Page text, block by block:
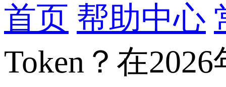
首页 帮助中心
Token？在